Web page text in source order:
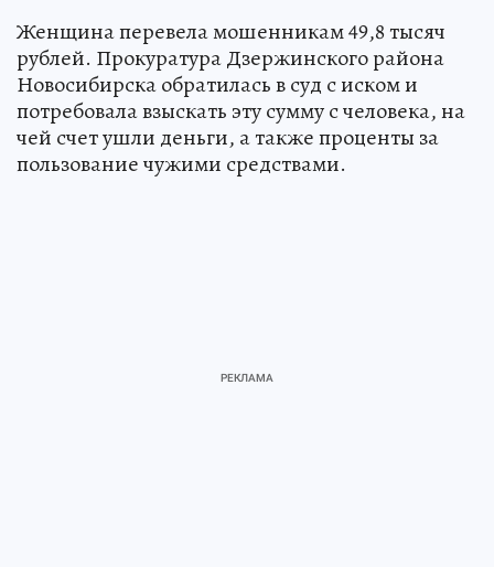
Женщина перевела мошенникам 49,8 тысяч
рублей. Прокуратура Дзержинского района
Новосибирска обратилась в суд с иском и
потребовала взыскать эту сумму с человека, на
чей счет ушли деньги, а также проценты за
пользование чужими средствами.